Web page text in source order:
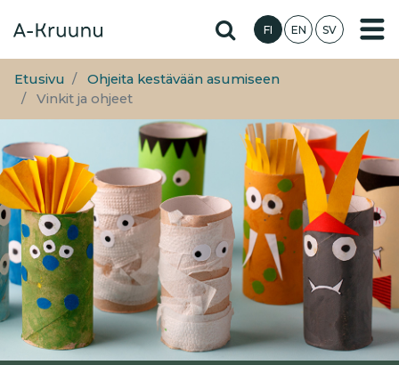
pääsisältöön
Hae sivustolta
FI EN SV
Etusivu
Ohjeita kestävään asumiseen
Vinkit ja ohjeet